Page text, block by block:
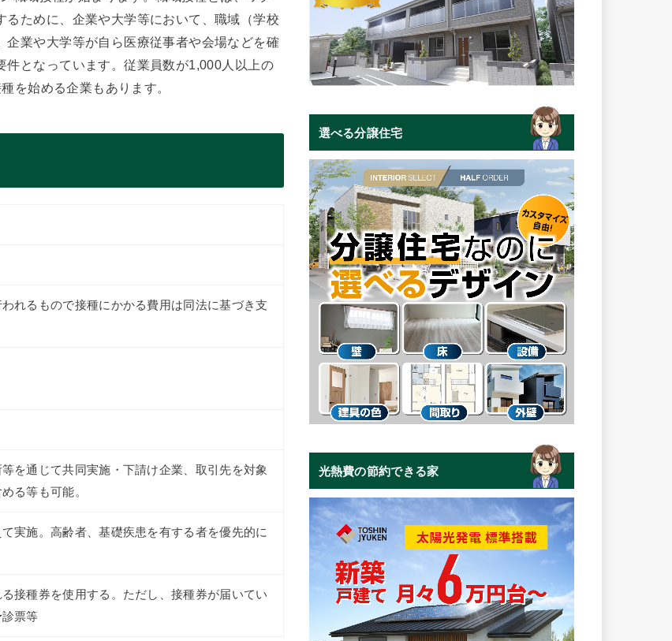
ために、企業や大学等において、職域（学校
業や大学等が自ら医療従事者や会場などを確
となっています。従業員数が1,000人以上の
を始める企業もあります。
れるもので接種にかかる費用は同法に基づき支
を通じて共同実施・下請け企業、取引先を対象
る等も可能。
実施。高齢者、基礎疾患を有する者を優先的に
接種券を使用する。ただし、接種券が届いてい
票等
選べる分譲住宅
光熱費の節約できる家